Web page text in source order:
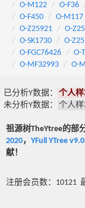
O-M122
O-F36
O-F450
O-M117
O-Z25921
O-
O-SK1730
O-
O-FGC76426
O-
O-MF32993
O-
已分析Y数据： 个人
未分析Y数据：
个人
祖源树TheYtree的部
2020， YFull YTree
献！
注册会员数：10121